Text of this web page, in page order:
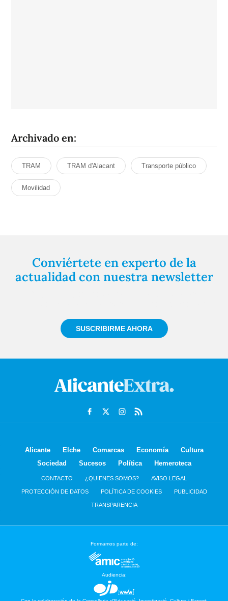
Archivado en:
TRAM TRAM d'Alacant Transporte público
Movilidad
Conviértete en experto de la
actualidad con nuestra newsletter
SUSCRIBIRME AHORA
Alicante Elche Comarcas Economía
Cultura
Sociedad
Sucesos Política Hemeroteca
CONTACTO ¿QUIENES SOMOS? AVISO LEGAL
PROTECCIÓN DE DATOS POLÍTICA DE COOKIES PUBLICIDAD
TRANSPARENCIA
Formamos parte de:
Audiencia: